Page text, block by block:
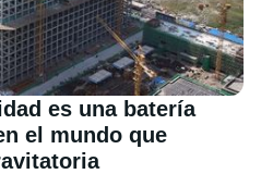
es una batería
el mundo que